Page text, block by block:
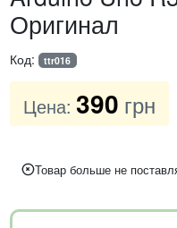
Оригинал
Код: ttr016
Цена: 390 грн
Товар больше не